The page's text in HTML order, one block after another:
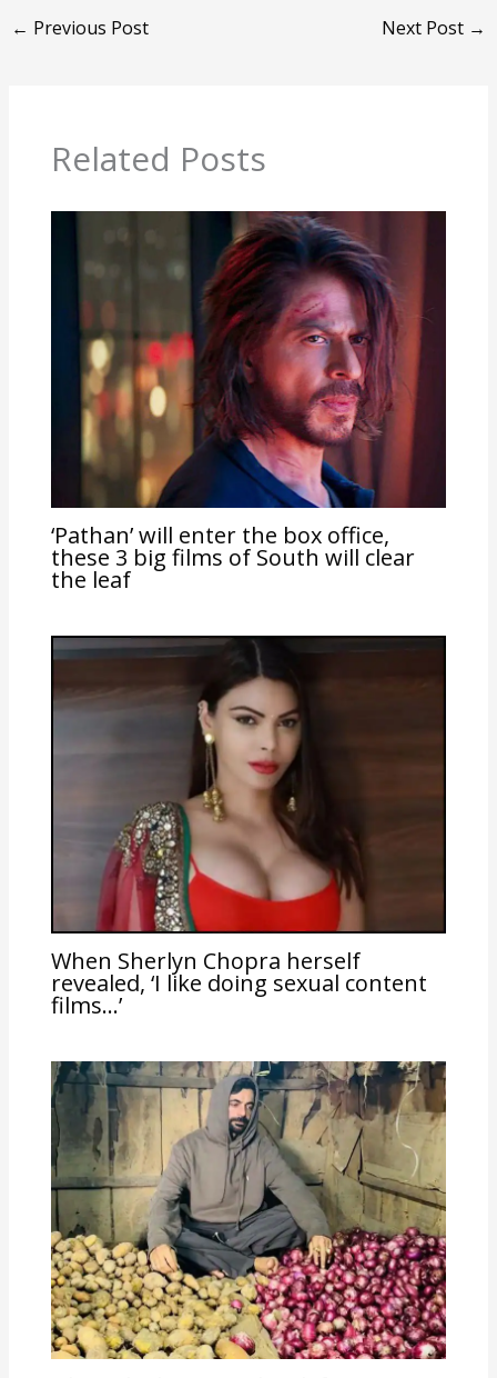
← Previous Post Next Post →
Related Posts
‘Pathan’ will enter the box office,
these 3 big films of South will clear
the leaf
When Sherlyn Chopra herself
revealed, ‘I like doing sexual content
films…’